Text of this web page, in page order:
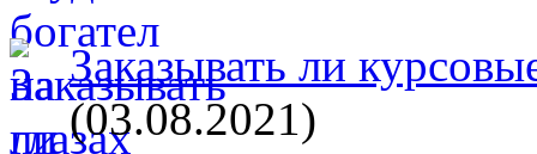
Заказывать ли
(03.08.2021)